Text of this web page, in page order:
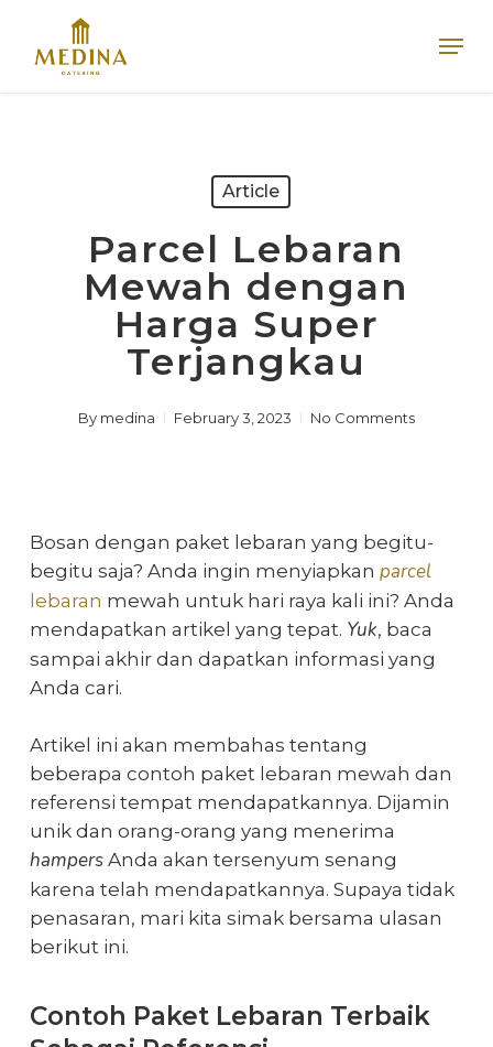
main
Article
Parcel Lebaran
Mewah dengan
Harga Super
Terjangkau
By medina February 3, 2023 No Comments
Bosan dengan paket lebaran yang begitu-
begitu saja? Anda ingin menyiapkan parcel
lebaran mewah untuk hari raya kali ini? Anda
mendapatkan artikel yang tepat. Yuk, baca
sampai akhir dan dapatkan informasi yang
Anda cari.
Artikel ini akan membahas tentang
beberapa contoh paket lebaran mewah dan
referensi tempat mendapatkannya. Dijamin
unik dan orang-orang yang menerima
hampers Anda akan tersenyum senang
karena telah mendapatkannya. Supaya tidak
penasaran, mari kita simak bersama ulasan
berikut ini.
Contoh Paket Lebaran Terbaik